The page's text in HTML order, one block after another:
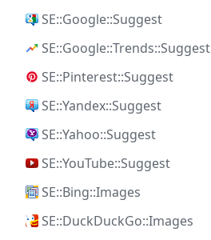
SE::Google::Suggest
SE::Google::Trends::Suggest
SE::Pinterest::Suggest
SE::Yandex::Suggest
SE::Yahoo::Suggest
SE::YouTube::Suggest
SE::Bing::Images
SE::DuckDuckGo::Images